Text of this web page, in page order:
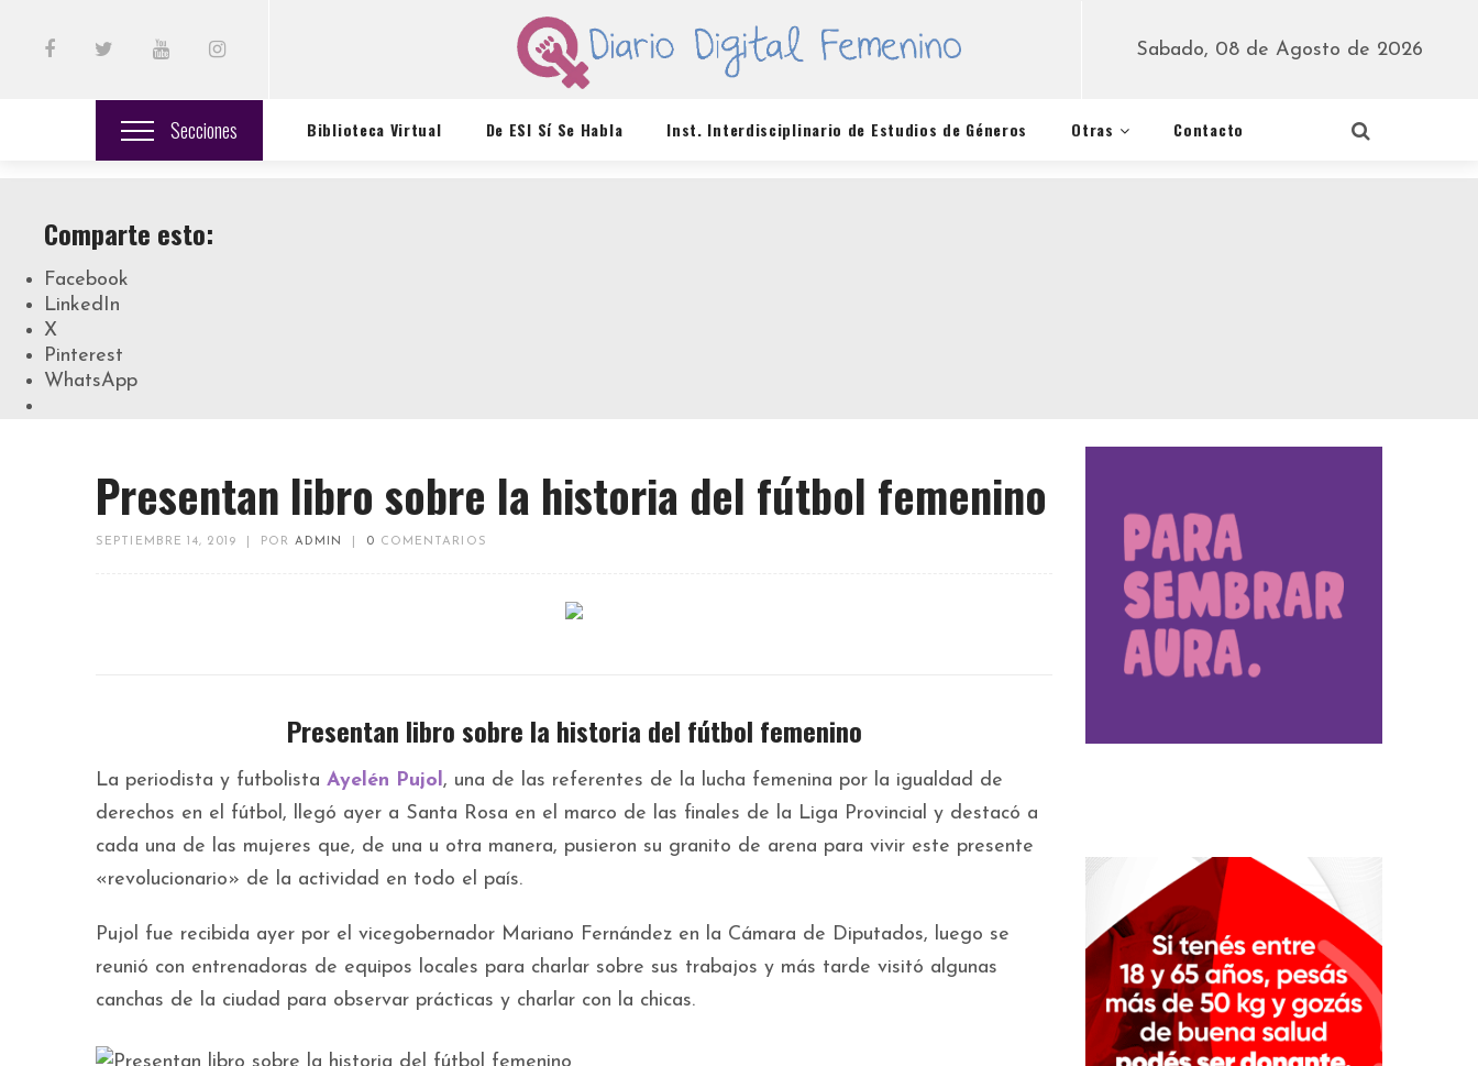
Sabado, 08 de Agosto de 2026
Secciones Biblioteca Virtual De ESI Sí Se Habla Inst. Interdisciplinario de Estudios de Géneros Otras Contacto
Comparte esto:
Facebook
LinkedIn
X
Pinterest
WhatsApp
Presentan libro sobre la historia del fútbol femenino
SEPTIEMBRE 14, 2019 POR ADMIN 0 COMENTARIOS
Presentan libro sobre la historia del fútbol femenino
La periodista y futbolista Ayelén Pujol, una de las referentes de la lucha femenina por la igualdad de
derechos en el fútbol, llegó ayer a Santa Rosa en el marco de las finales de la Liga Provincial y destacó a
cada una de las mujeres que, de una u otra manera, pusieron su granito de arena para vivir este presente
«revolucionario» de la actividad en todo el país.
Pujol fue recibida ayer por el vicegobernador Mariano Fernández en la Cámara de Diputados, luego se
reunió con entrenadoras de equipos locales para charlar sobre sus trabajos y más tarde visitó algunas
canchas de la ciudad para observar prácticas y charlar con la chicas.